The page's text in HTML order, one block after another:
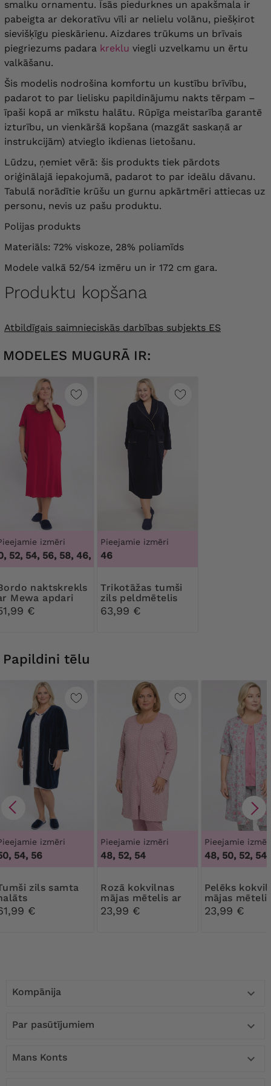
smalku ornamentu. Īsās piedurknes un apakšmala ir
pabeigta ar dekoratīvu vīli ar nelielu volānu, piešķirot
sievišķīgu pieskārienu. Aizdares trūkums un brīvais
piegriezums padara kreklu viegli uzvelkamu un ērtu
valkāšanu.
Šis modelis nodrošina komfortu un kustību brīvību,
padarot to par lielisku papildinājumu nakts tērpam –
īpaši kopā ar mīkstu halātu. Rūpīga meistarība garantē
izturību, un vienkāršā kopšana (mazgāt saskaņā ar
instrukcijām) atvieglo ikdienas lietošanu.
Lūdzu, ņemiet vērā: šis produkts tiek pārdots
oriģinālajā iepakojumā, padarot to par ideālu dāvanu.
Tabulā norādītie krūšu un gurnu apkārtmēri attiecas uz
personu, nevis uz pašu produktu.
Polijas produkts
Materiāls: 72% viskoze, 28% poliamīds
Modele valkā 52/54 izmēru un ir 172 cm gara.
Produktu kopšana
Atbildīgais saimnieciskās darbības subjekts ES
MODELES MUGURĀ IR:
izmēri
52, 54, 56, 58, 46, 48, 50, 52, 54, 56, 58
Mewa apdari
€
Pieejamie izmēri
46
Trikotāžas tumši
zils peldmētelis
63,99 €
Papildini tēlu
izmēri
54, 56
€
Pieejamie izmēri
48, 52, 54
Rozā kokvilnas
mājas mētelis ar
punktiņiem
23,99 €
Pieejamie
48, 50, 52, 54
Pelēks kokvilnas
mājas
rozēm
23,99 €
Kompānija 
Par pasūtījumiem 
Mans Konts 